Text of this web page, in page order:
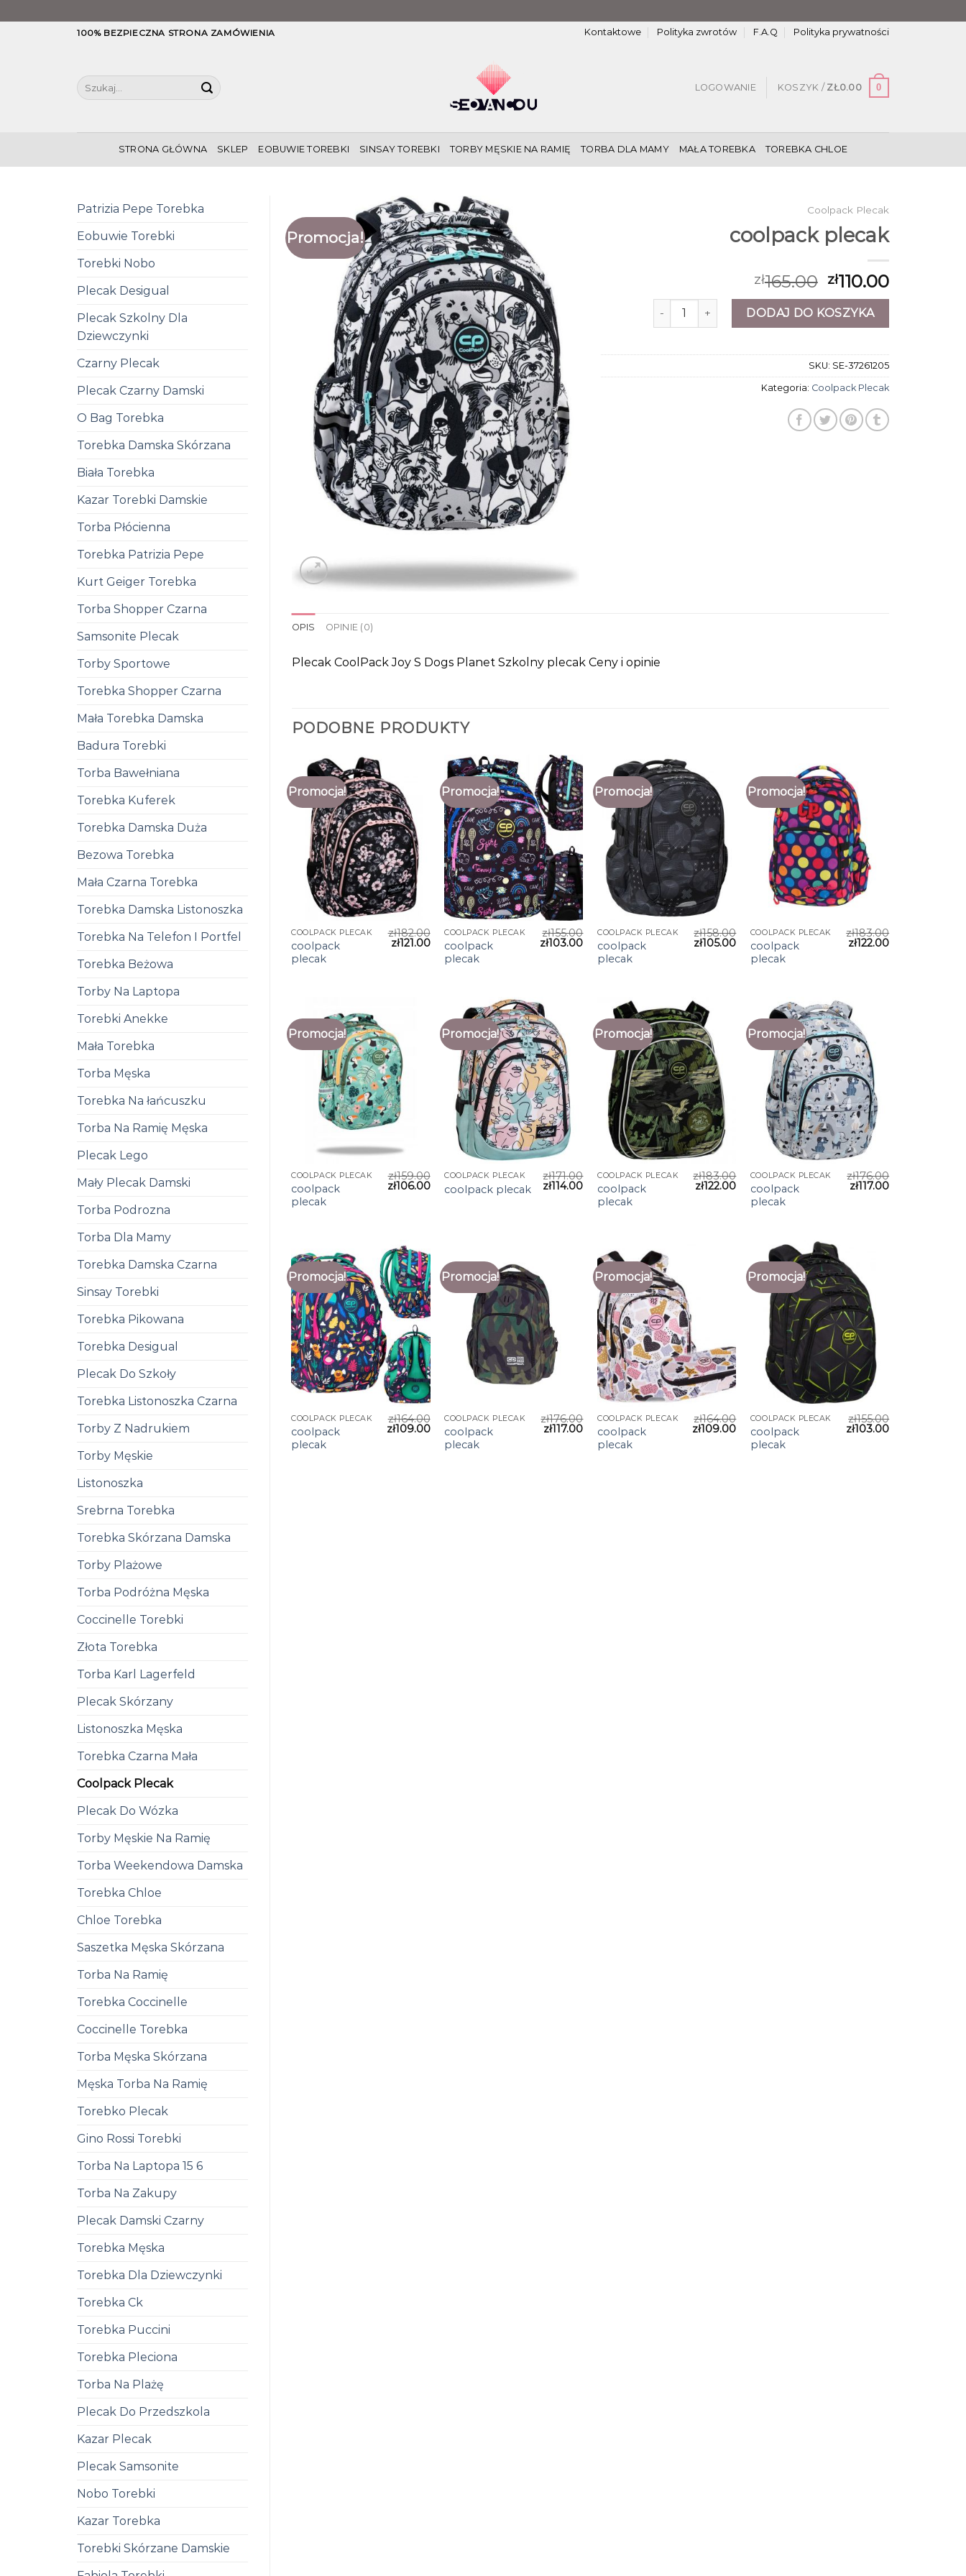
100% BEZPIECZNA STRONA ZAMÓWIENIA Kontaktowe Polityka zwrotów F.A.Q Polityka prywatności
Szukaj:
LOGOWANIE KOSZYK / ZŁ0.00 0
STRONA GŁÓWNA SKLEP EOBUWIE TOREBKI SINSAY TOREBKI TORBY MĘSKIE NA RAMIĘ TORBA DLA MAMY MAŁA TOREBKA TOREBKA CHLOE
Patrizia Pepe Torebka
Eobuwie Torebki
Torebki Nobo
Plecak Desigual
Plecak Szkolny Dla
Dziewczynki
Czarny Plecak
Plecak Czarny Damski
O Bag Torebka
Torebka Damska Skórzana
Biała Torebka
Kazar Torebki Damskie
Torba Płócienna
Torebka Patrizia Pepe
Kurt Geiger Torebka
Torba Shopper Czarna
Samsonite Plecak
Torby Sportowe
Torebka Shopper Czarna
Mała Torebka Damska
Badura Torebki
Torba Bawełniana
Torebka Kuferek
Torebka Damska Duża
Bezowa Torebka
Mała Czarna Torebka
Torebka Damska Listonoszka
Torebka Na Telefon I Portfel
Torebka Beżowa
Torby Na Laptopa
Torebki Anekke
Mała Torebka
Torba Męska
Torebka Na łańcuszku
Torba Na Ramię Męska
Plecak Lego
Mały Plecak Damski
Torba Podrozna
Torba Dla Mamy
Torebka Damska Czarna
Sinsay Torebki
Torebka Pikowana
Torebka Desigual
Plecak Do Szkoły
Torebka Listonoszka Czarna
Torby Z Nadrukiem
Torby Męskie
Listonoszka
Srebrna Torebka
Torebka Skórzana Damska
Torby Plażowe
Torba Podróżna Męska
Coccinelle Torebki
Złota Torebka
Torba Karl Lagerfeld
Plecak Skórzany
Listonoszka Męska
Torebka Czarna Mała
Coolpack Plecak
Plecak Do Wózka
Torby Męskie Na Ramię
Torba Weekendowa Damska
Torebka Chloe
Chloe Torebka
Saszetka Męska Skórzana
Torba Na Ramię
Torebka Coccinelle
Coccinelle Torebka
Torba Męska Skórzana
Męska Torba Na Ramię
Torebko Plecak
Gino Rossi Torebki
Torba Na Laptopa 15 6
Torba Na Zakupy
Plecak Damski Czarny
Torebka Męska
Torebka Dla Dziewczynki
Torebka Ck
Torebka Puccini
Torebka Pleciona
Torba Na Plażę
Plecak Do Przedszkola
Kazar Plecak
Plecak Samsonite
Nobo Torebki
Kazar Torebka
Torebki Skórzane Damskie
Promocja!
Coolpack Plecak
coolpack plecak
zł165.00 zł110.00
ilość coolpack plecakDODAJ DO KOSZYKA
SKU: SE-37261205
Kategoria: Coolpack Plecak
OPIS OPINIE (0)
Plecak CoolPack Joy S Dogs Planet Szkolny plecak Ceny i opinie
PODOBNE PRODUKTY
Promocja!
COOLPACK PLECAK
coolpack
plecak
zł182.00
zł121.00
Promocja!
COOLPACK PLECAK
coolpack
plecak
zł155.00
zł103.00
Promocja!
COOLPACK PLECAK
coolpack
plecak
zł158.00
zł105.00
Promocja!
COOLPACK PLECAK
coolpack
plecak
zł183.00
zł122.00
Promocja!
COOLPACK PLECAK
coolpack
plecak
zł159.00
zł106.00
Promocja!
COOLPACK PLECAK
coolpack plecak
zł171.00
zł114.00
Promocja!
COOLPACK PLECAK
coolpack
plecak
zł183.00
zł122.00
Promocja!
COOLPACK PLECAK
coolpack
plecak
zł176.00
zł117.00
Promocja!
COOLPACK PLECAK
coolpack
plecak
zł164.00
zł109.00
Promocja!
COOLPACK PLECAK
coolpack
plecak
zł176.00
zł117.00
Promocja!
COOLPACK PLECAK
coolpack
plecak
zł164.00
zł109.00
Promocja!
COOLPACK PLECAK
coolpack
plecak
zł155.00
zł103.00